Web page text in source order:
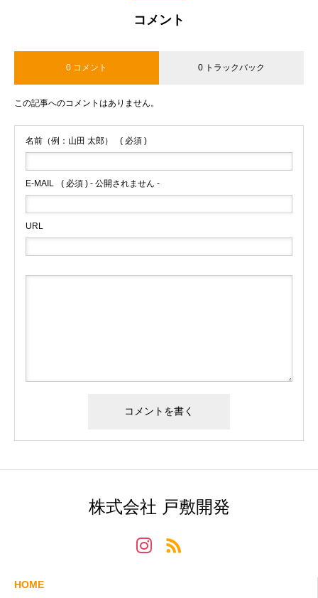
コメント
0 コメント 0 トラックバック
この記事へのコメントはありません。
名前（例：山田 太郎） ( 必須 )
E-MAIL ( 必須 ) - 公開されません -
URL
株式会社 戸敷開発
HOME